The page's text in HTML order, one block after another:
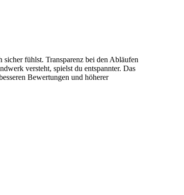
fühlst. Transparenz bei den Abläufen
versteht, spielst du entspannter. Das
Bewertungen und höherer